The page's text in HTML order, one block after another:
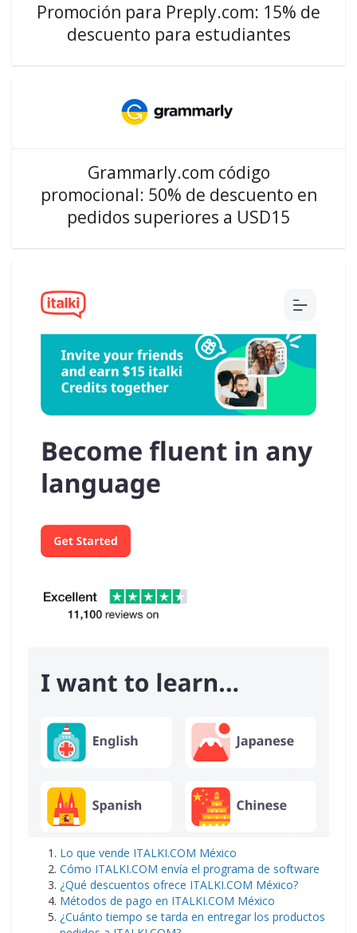
Promoción para Preply.com: 15% de
descuento para estudiantes
Grammarly.com código
promocional: 50% de descuento en
pedidos superiores a USD15
Lo que vende ITALKI.COM México
Cómo ITALKI.COM envía el programa de software
¿Qué descuentos ofrece ITALKI.COM México?
Métodos de pago en ITALKI.COM México
¿Cuánto tiempo se tarda en entregar los productos